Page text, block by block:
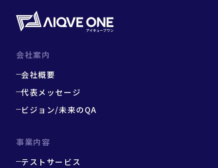
会社案内
会社概要
代表メッセージ
ビジョン/未来のQA
事業内容
テストサービス